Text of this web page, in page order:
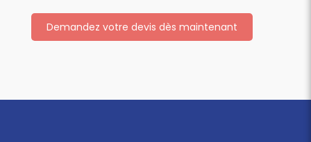
Demandez votre devis dès maintenant